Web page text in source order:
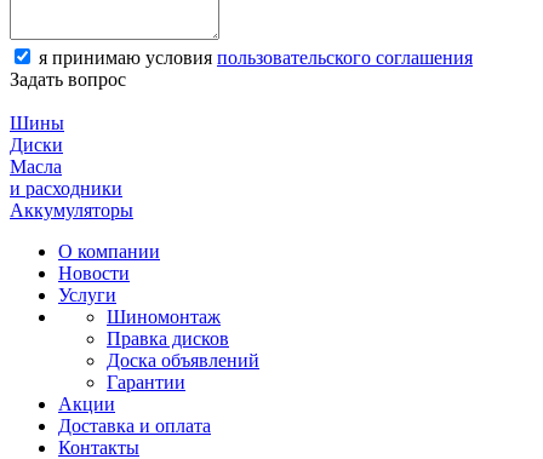
я принимаю условия пользовательского соглашения
Задать вопрос
Шины
Диски
Масла
и расходники
Аккумуляторы
О компании
Новости
Услуги
Шиномонтаж
Правка дисков
Доска объявлений
Гарантии
Акции
Доставка и оплата
Контакты